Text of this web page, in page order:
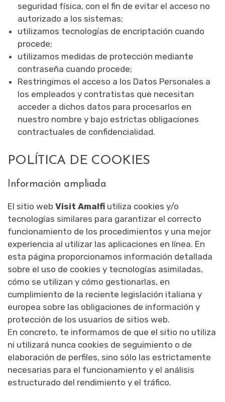
seguridad física, con el fin de evitar el acceso no
autorizado a los sistemas;
utilizamos tecnologías de encriptación cuando
procede;
utilizamos medidas de protección mediante
contraseña cuando procede;
Restringimos el acceso a los Datos Personales a
los empleados y contratistas que necesitan
acceder a dichos datos para procesarlos en
nuestro nombre y bajo estrictas obligaciones
contractuales de confidencialidad.
POLÍTICA DE COOKIES
Información ampliada
El sitio web Visit Amalfi utiliza cookies y/o
tecnologías similares para garantizar el correcto
funcionamiento de los procedimientos y una mejor
experiencia al utilizar las aplicaciones en línea. En
esta página proporcionamos información detallada
sobre el uso de cookies y tecnologías asimiladas,
cómo se utilizan y cómo gestionarlas, en
cumplimiento de la reciente legislación italiana y
europea sobre las obligaciones de información y
protección de los usuarios de sitios web.
En concreto, te informamos de que el sitio no utiliza
ni utilizará nunca cookies de seguimiento o de
elaboración de perfiles, sino sólo las estrictamente
necesarias para el funcionamiento y el análisis
estructurado del rendimiento y el tráfico.